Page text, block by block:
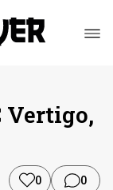
Vertigo,
0 0